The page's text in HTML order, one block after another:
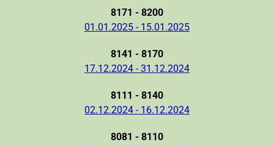
8171 - 8200
01.01.2025 - 15.01.2025
8141 - 8170
17.12.2024 - 31.12.2024
8111 - 8140
02.12.2024 - 16.12.2024
8081 - 8110